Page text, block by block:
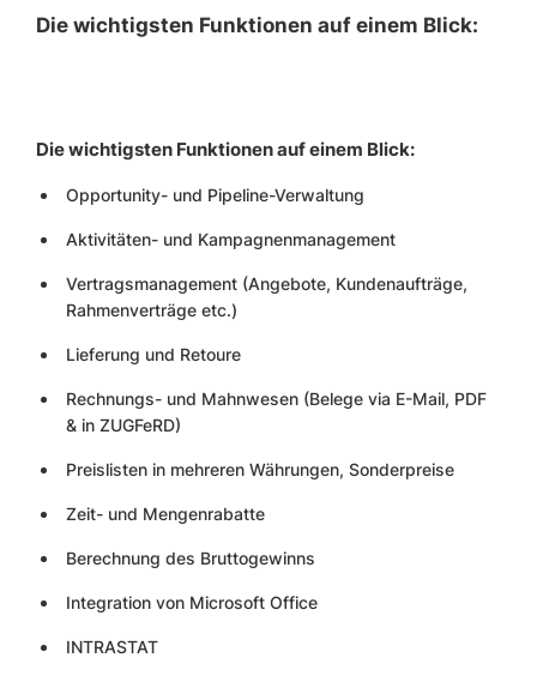
Die wichtigsten Funktionen auf einem Blick:
Die wichtigsten Funktionen auf einem Blick:
Opportunity- und Pipeline-Verwaltung
Aktivitäten- und Kampagnenmanagement
Vertragsmanagement (Angebote, Kundenaufträge,
Rahmenverträge etc.)
Lieferung und Retoure
Rechnungs- und Mahnwesen (Belege via E-Mail, PDF
& in ZUGFeRD)
Preislisten in mehreren Währungen, Sonderpreise
Zeit- und Mengenrabatte
Berechnung des Bruttogewinns
Integration von Microsoft Office
INTRASTAT